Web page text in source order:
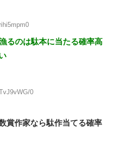
るのは駄本に当たる確率高
0
賞作家なら駄作当てる確率